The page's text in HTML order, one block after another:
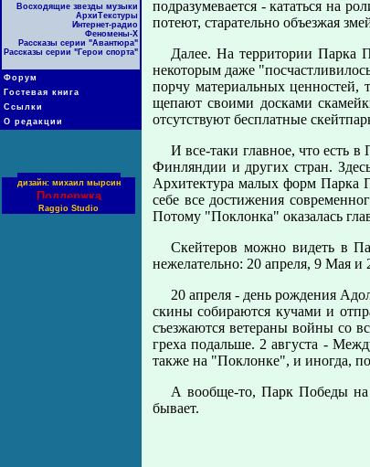
Восходящие звезды музыки
АрхиТекстуры
Интернет-радио
Феномены-Х
Рассказы серии "Авантюра"
Рассказы серии "Герои спорта"
Форум
Гостевая книга
Ссылки
О редакции
дизайн: михаил мырсин
Поддержка
Raggio Studio
подразумевается - кататься на
потеют, старательно объезжая
Далее. На территории Парка
некоторым даже
порчу материальных ценностей,
щепают своими досками
отсутствуют бесплатные
И все-таки главное, что есть
Финляндии и других стран.
Архитектура малых форм Парка
себе все достижения
Потому "Поклонка" оказалась
Скейтеров можно видеть в
нежелательно: 20 апреля, 9 Мая и
20 апреля - день рождения
скины собираются кучами и
съезжаются ветераны войны со
греха подальше. 2 августа -
также на "Поклонке", и иногда,
А вообще-то, Парк Победы на
бывает.